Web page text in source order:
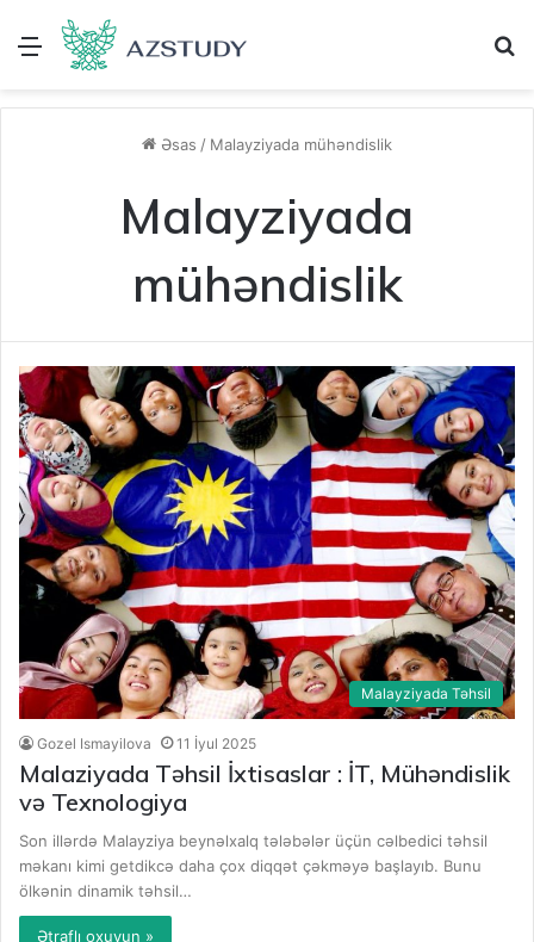
Menu
Əsas / Malayziyada mühəndislik
Malayziyada
mühəndislik
Malayziyada Təhsil
Gozel Ismayilova 11 İyul 2025
Malaziyada Təhsil İxtisaslar : İT, Mühəndislik
və Texnologiya
Son illərdə Malayziya beynəlxalq tələbələr üçün cəlbedici təhsil
məkanı kimi getdikcə daha çox diqqət çəkməyə başlayıb. Bunu
ölkənin dinamik təhsil…
Ətraflı oxuyun »